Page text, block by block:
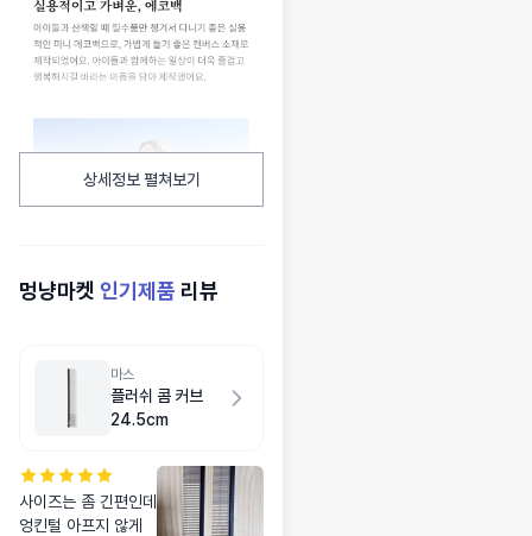
상세정보 펼쳐보기
멍냥마켓 인기제품 리뷰
마스
플러쉬 콤 커브
24.5cm
사이즈는 좀 긴편인데
엉킨털 아프지 않게